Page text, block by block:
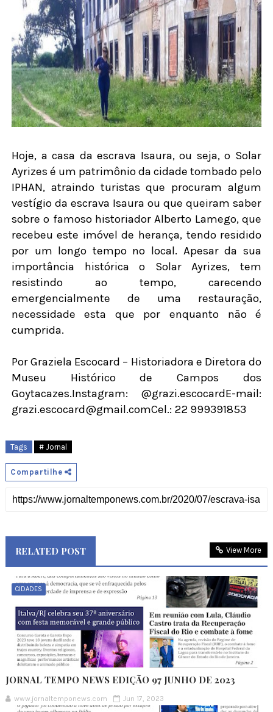
Hoje, a casa da escrava Isaura, ou seja, o Solar
Ayrizes é um patrimônio da cidade tombado pelo
IPHAN, atraindo turistas que procuram algum
vestígio da escrava Isaura ou que queiram saber
sobre o famoso historiador Alberto Lamego, que
recebeu este imóvel de herança, tendo residido
por um longo tempo no local. Apesar da sua
importância histórica o Solar Ayrizes, tem
resistindo ao tempo, carecendo
emergencialmente de uma restauração,
necessidade esta que por enquanto não é
cumprida.
Por Graziela Escocard – Historiadora e Diretora do
Museu Histórico de Campos dos
Goytacazes.Instagram: @grazi.escocardE-mail:
grazi.escocard@gmail.comCel.: 22 999391853
Tags # Jornal
Compartilhe
RELATED POST View More
CIDADES
JORNAL TEMPO NEWS EDIÇÃO 97 JUNHO DE 2023
www.jornaltemponews.com Jun 17, 2023